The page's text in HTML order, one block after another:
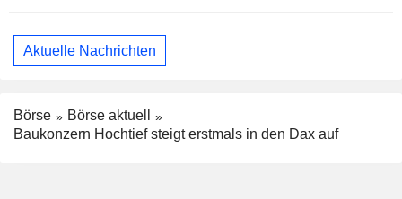
Aktuelle Nachrichten
Börse
Börse aktuell
Baukonzern Hochtief steigt erstmals in den Dax auf